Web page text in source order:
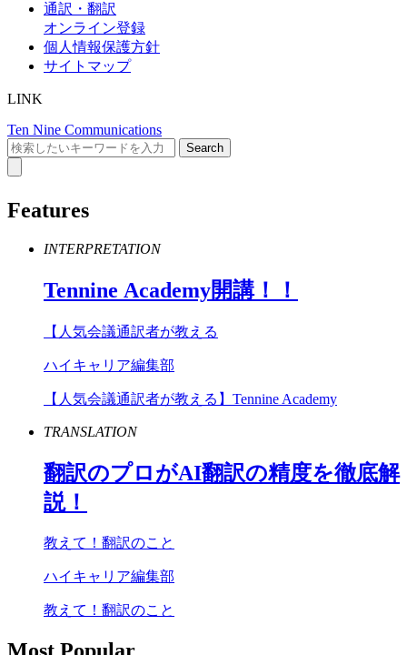
通訳・翻訳
オンライン登録
個人情報保護方針
サイトマップ
LINK
Ten Nine Communications
Features
INTERPRETATION
Tennine Academy開講！！
【人気会議通訳者が教える
ハイキャリア編集部
【人気会議通訳者が教える】Tennine Academy
TRANSLATION
翻訳のプロがAI翻訳の精度を徹底解
説！
教えて！翻訳のこと
ハイキャリア編集部
教えて！翻訳のこと